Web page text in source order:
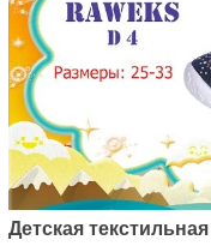
Артикул:
Детская
Raweks
Детская